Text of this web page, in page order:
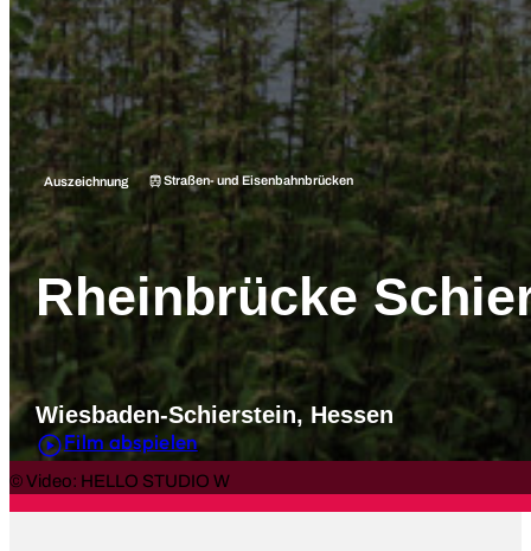
Auszeichnung Straßen- und Eisenbahnbrücken
Rheinbrücke
Wiesbaden-Schierstein, Hessen
Film abspielen
© Video: HELLO STUDIO W